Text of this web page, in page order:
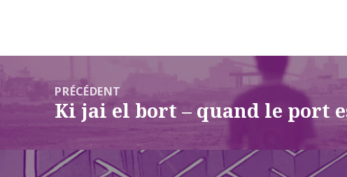
Navigation
l’article
PRÉCÉDENT
Article
Ki jai el bort – quand le port